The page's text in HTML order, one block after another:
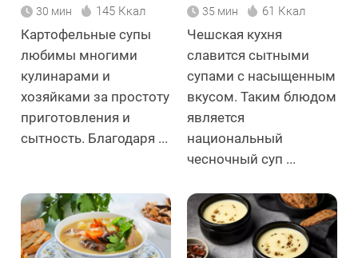
30 мин 145 Ккал
Картофельные супы
любимы многими
кулинарами и
хозяйками за простоту
приготовления и
сытность. Благодаря ...
35 мин 61 Ккал
Чешская кухня
славится сытными
супами с насыщенным
вкусом. Таким блюдом
является
национальный
чесночный суп ...